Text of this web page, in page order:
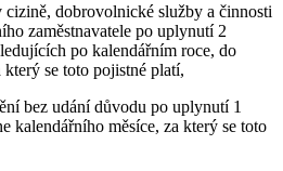
cizině, dobrovolnické služby a činnosti
zaměstnavatele po uplynutí 2
po kalendářním roce, do
který se toto pojistné platí,
bez udání důvodu po uplynutí 1
kalendářního měsíce, za který se toto